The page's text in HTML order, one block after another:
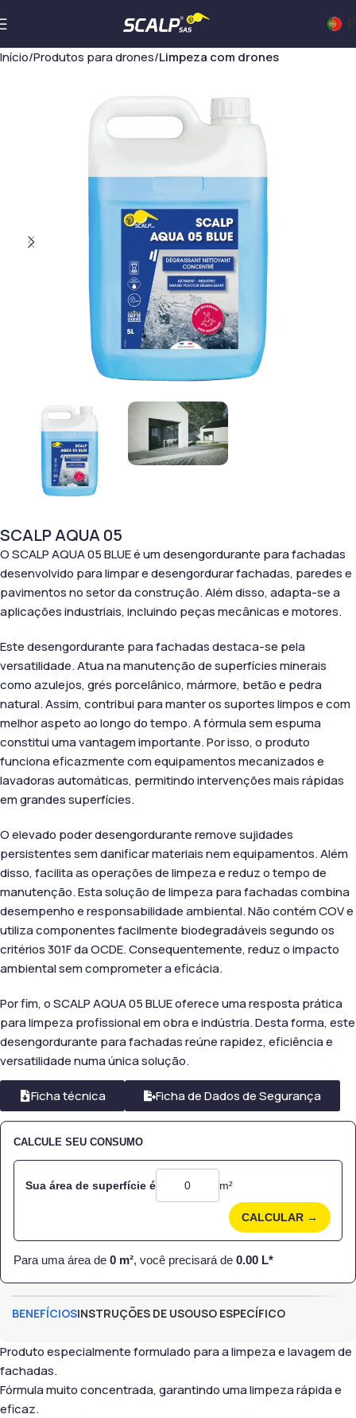
Início Produtos para drones Limpeza com drones
SCALP AQUA 05
O SCALP AQUA 05 BLUE é um desengordurante para fachadas
desenvolvido para limpar e desengordurar fachadas, paredes e
pavimentos no setor da construção. Além disso, adapta-se a
aplicações industriais, incluindo peças mecânicas e motores.
Este desengordurante para fachadas destaca-se pela
versatilidade. Atua na manutenção de superfícies minerais
como azulejos, grés porcelânico, mármore, betão e pedra
natural. Assim, contribui para manter os suportes limpos e com
melhor aspeto ao longo do tempo. A fórmula sem espuma
constitui uma vantagem importante. Por isso, o produto
funciona eficazmente com equipamentos mecanizados e
lavadoras automáticas, permitindo intervenções mais rápidas
em grandes superfícies.
O elevado poder desengordurante remove sujidades
persistentes sem danificar materiais nem equipamentos. Além
disso, facilita as operações de limpeza e reduz o tempo de
manutenção. Esta solução de limpeza para fachadas combina
desempenho e responsabilidade ambiental. Não contém COV e
utiliza componentes facilmente biodegradáveis segundo os
critérios 301F da OCDE. Consequentemente, reduz o impacto
ambiental sem comprometer a eficácia.
Por fim, o SCALP AQUA 05 BLUE oferece uma resposta prática
para limpeza profissional em obra e indústria. Desta forma, este
desengordurante para fachadas reúne rapidez, eficiência e
versatilidade numa única solução.
Ficha técnica Ficha de Dados de Segurança
CALCULE SEU CONSUMO
Sua área de superfície é m²
CALCULAR →
Para uma área de 0 m², você precisará de 0.00 L*
BENEFÍCIOSINSTRUÇÕES DE USOUSO ESPECÍFICO
Produto especialmente formulado para a limpeza e lavagem de
fachadas.
Fórmula muito concentrada, garantindo uma limpeza rápida e
eficaz.